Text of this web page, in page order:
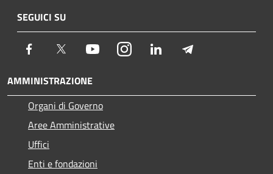
SEGUICI SU
Facebook Twitter YoutubeInstagram LinkedIn
AMMINISTRAZIONE
Organi di Governo
Aree Amministrative
Uffici
Enti e fondazioni